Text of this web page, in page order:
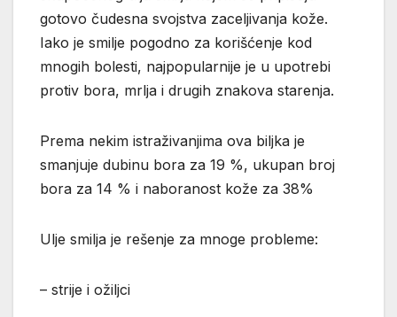
gotovo čudesna svojstva zaceljivanja kože.
Iako je smilje pogodno za korišćenje kod
mnogih bolesti, najpopularnije je u upotrebi
protiv bora, mrlja i drugih znakova starenja.
Prema nekim istraživanjima ova biljka je
smanjuje dubinu bora za 19 %, ukupan broj
bora za 14 % i naboranost kože za 38%
Ulje smilja je rešenje za mnoge probleme:
– strije i ožiljci